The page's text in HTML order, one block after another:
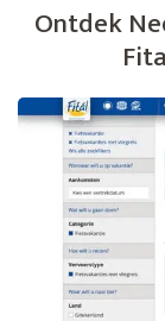
Ontdek